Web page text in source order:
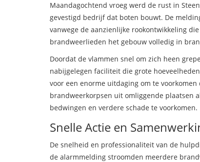
Maandagochtend vroeg werd de rust in
gevestigd bedrijf dat boten bouwt. De
vanwege de aanzienlijke rookontwikkeling
brandweerlieden het gebouw volledig in
Doordat de vlammen snel om zich heen
nabijgelegen faciliteit die grote
voor een enorme uitdaging om te
brandweerkorpsen uit omliggende plaatsen
bedwingen en verdere schade te voorkomen.
Snelle Actie en
De snelheid en professionaliteit van de
de alarmmelding stroomden meerdere